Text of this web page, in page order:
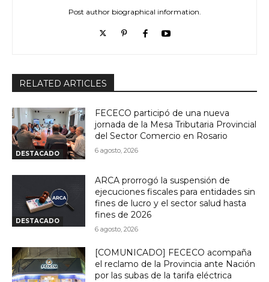
Post author biographical information.
RELATED ARTICLES
DESTACADO
FECECO participó de una nueva
jornada de la Mesa Tributaria Provincial
del Sector Comercio en Rosario
6 agosto, 2026
DESTACADO
ARCA prorrogó la suspensión de
ejecuciones fiscales para entidades sin
fines de lucro y el sector salud hasta
fines de 2026
6 agosto, 2026
[COMUNICADO] FECECO acompaña
el reclamo de la Provincia ante Nación
por las subas de la tarifa eléctrica